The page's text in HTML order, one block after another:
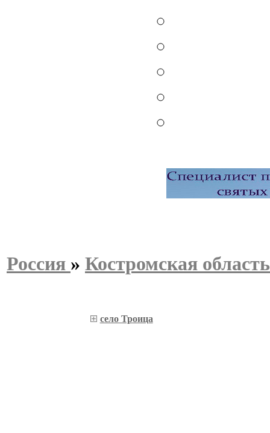
Россия » Костромская область
село Троица